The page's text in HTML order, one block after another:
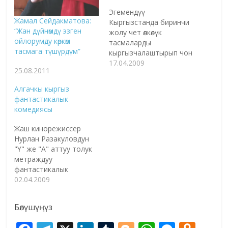
Жамал Сейдакматова:
“Жан дүйнөмдү эзген
ойлорумду көркөм
тасмага түшүрдүм”
25.08.2011
Эгемендүү
Кыргызстанда биринчи
жолу чет өлкөлүк
тасмаларды
кыргызчалаштырып чон
экранга,
Компаниянын ачылган
17.04.2009
Алгачкы кыргыз
фантастикалык
комедиясы
Жаш кинорежиссер
Нурлан Разакуловдун
"Ү" же "А" аттуу толук
метраждуу
фантастикалык
кинокомедиясы 1-
кинотеатрында эки
сеанс менен көрсөтүлө
02.04.2009
Бөлүшүңүз